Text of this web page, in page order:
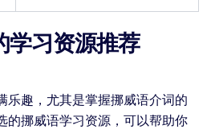
学习资源推荐
乐趣，尤其是掌握挪威语介词的
的挪威语学习资源，可以帮助你